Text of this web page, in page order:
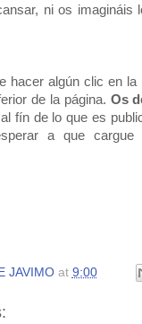
ni os
hacer algún clic en la
de la página. Os
fín de lo que es
a que cargue
JAVIMO at 9:00